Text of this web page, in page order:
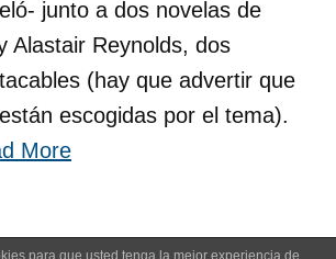
junto a dos novelas de
Alastair Reynolds, dos
(hay que advertir que
escogidas por el tema).
More
para que usted tenga la mejor experiencia de